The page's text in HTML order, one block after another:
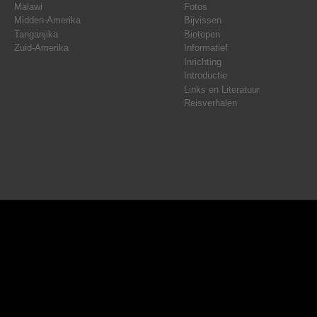
Malawi
Midden-Amerika
Tanganjika
Zuid-Amerika
Fotos
Bijvissen
Biotopen
Informatief
Inrichting
Introductie
Links en Literatuur
Reisverhalen